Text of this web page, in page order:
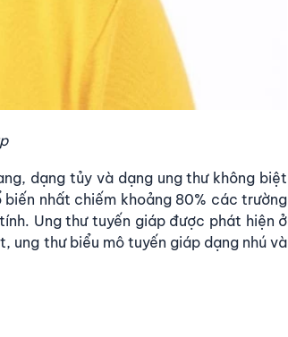
dạng tủy và dạng ung thư không biệt
biến nhất chiếm khoảng 80% các trường
Ung thư tuyến giáp được phát hiện ở
thư biểu mô tuyến giáp dạng nhú và